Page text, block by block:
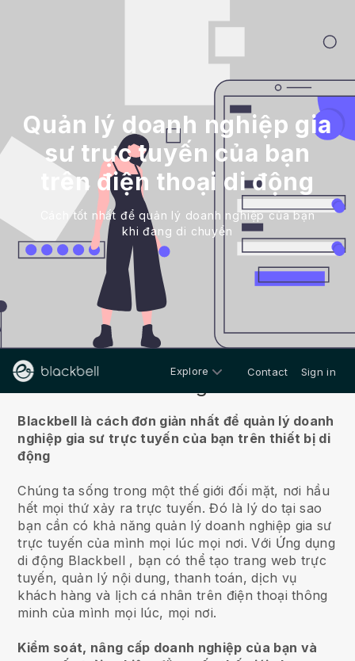
Quản lý doanh nghiệp gia
sư trực tuyến của bạn
trên điện thoại di động
Cách tốt nhất để quản lý doanh nghiệp của bạn
khi đang di chuyển
Explore Contact Sign in
Blackbell là cách đơn giản nhất để quản lý doanh
nghiệp gia sư trực tuyến của bạn trên thiết bị di
động
Chúng ta sống trong một thế giới đối mặt, nơi hầu
hết mọi thứ xảy ra trực tuyến.Đó là lý do tại sao
bạn cần có khả năng quản lý doanh nghiệp gia sư
trực tuyến của mình mọi lúc mọi nơi. Với Ứng dụng
di động Blackbell , bạn có thể tạo trang web trực
tuyến, quản lý nội dung, thanh toán, dịch vụ
khách hàng và lịch cá nhân trên điện thoại thông
minh của mình mọi lúc, mọi nơi.
Kiểm soát, nâng cấp doanh nghiệp của bạn và